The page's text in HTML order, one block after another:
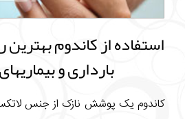
استفاده از کاندوم
بارداری و
کاندوم یک پوشش نازک از جنس